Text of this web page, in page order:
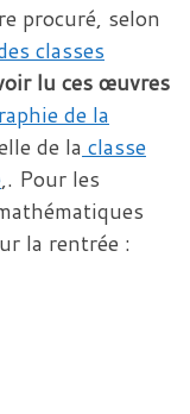
procuré, selon
classes
lu ces œuvres
de la
de la classe
,. Pour les
la rentrée :